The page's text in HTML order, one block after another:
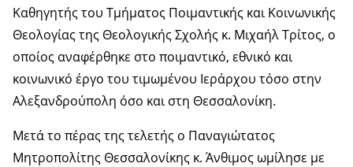
Καθηγητής του Τμήματος Ποιμαντικής και Κοινωνικής
Θεολογίας της Θεολογικής Σχολής κ. Μιχαήλ Τρίτος, ο
οποίος αναφέρθηκε στο ποιμαντικό, εθνικό και
κοινωνικό έργο του τιμωμένου Ιεράρχου τόσο στην
Αλεξανδρούπολη όσο και στη Θεσσαλονίκη.
Μετά το πέρας της τελετής ο Παναγιώτατος
Μητροπολίτης Θεσσαλονίκης κ. Άνθιμος ωμίλησε με